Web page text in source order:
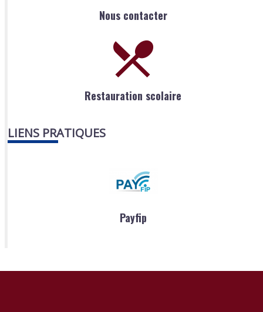
Nous contacter
Restauration scolaire
LIENS PRATIQUES
Payfip